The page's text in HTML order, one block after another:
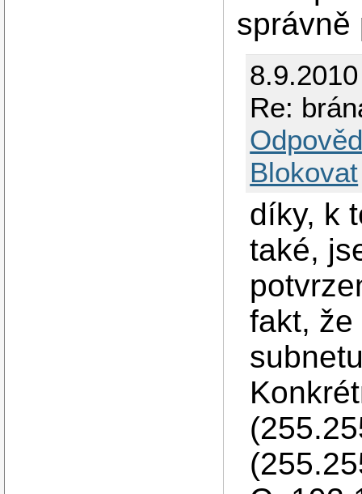
správně
Re:
Blokovat
díky, k
také,
fakt,